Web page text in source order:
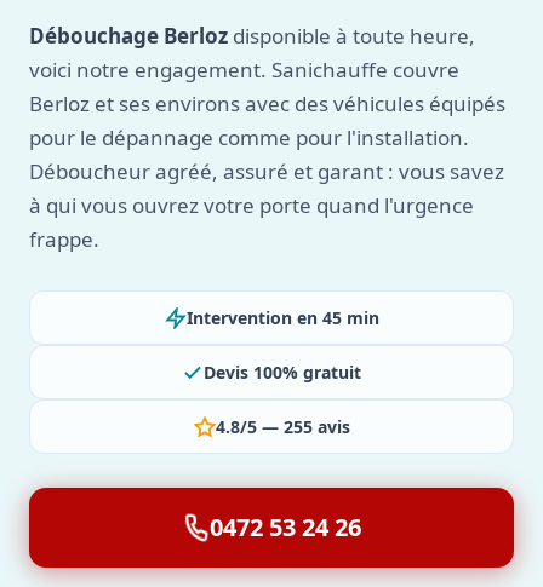
Débouchage Berloz disponible à toute heure,
voici notre engagement. Sanichauffe couvre
Berloz et ses environs avec des véhicules équipés
pour le dépannage comme pour l'installation.
Déboucheur agréé, assuré et garant : vous savez
à qui vous ouvrez votre porte quand l'urgence
frappe.
Intervention en 45 min
Devis 100% gratuit
4.8/5 — 255 avis
0472 53 24 26